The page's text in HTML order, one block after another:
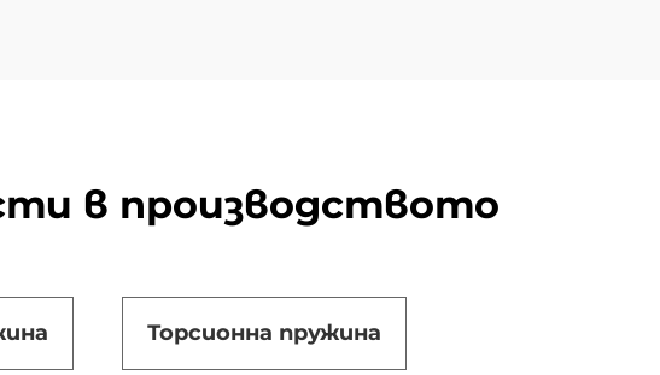
в производството
Торсионна пружина